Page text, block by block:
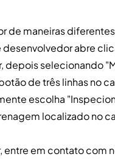
de maneiras
abre
selecionando
de três linhas no
escolha
localizado no
entre em contato com